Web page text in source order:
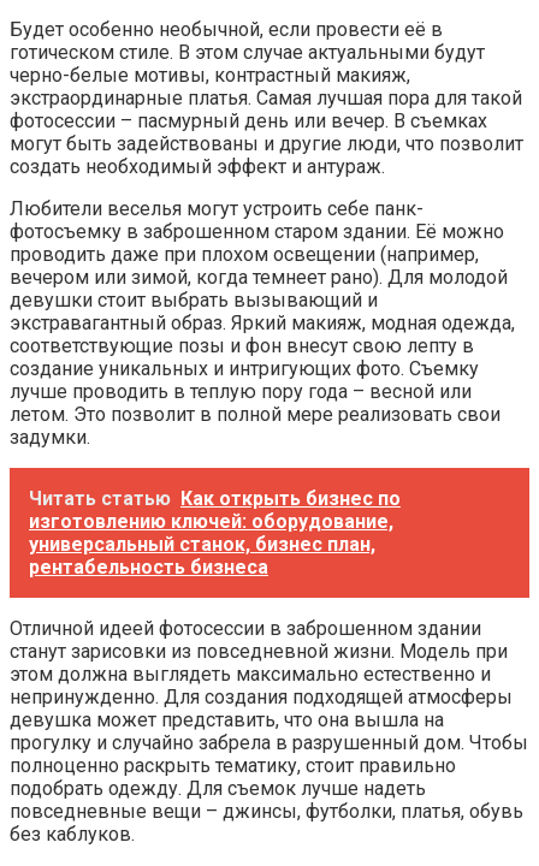
Будет особенно необычной, если провести её в
готическом стиле. В этом случае актуальными будут
черно-белые мотивы, контрастный макияж,
экстраординарные платья. Самая лучшая пора для такой
фотосессии – пасмурный день или вечер. В съемках
могут быть задействованы и другие люди, что позволит
создать необходимый эффект и антураж.
Любители веселья могут устроить себе панк-
фотосъемку в заброшенном старом здании. Её можно
проводить даже при плохом освещении (например,
вечером или зимой, когда темнеет рано). Для молодой
девушки стоит выбрать вызывающий и
экстравагантный образ. Яркий макияж, модная одежда,
соответствующие позы и фон внесут свою лепту в
создание уникальных и интригующих фото. Съемку
лучше проводить в теплую пору года – весной или
летом. Это позволит в полной мере реализовать свои
задумки.
Читать статью Как открыть бизнес по
изготовлению ключей: оборудование,
универсальный станок, бизнес план,
рентабельность бизнеса
Отличной идеей фотосессии в заброшенном здании
станут зарисовки из повседневной жизни. Модель при
этом должна выглядеть максимально естественно и
непринужденно. Для создания подходящей атмосферы
девушка может представить, что она вышла на
прогулку и случайно забрела в разрушенный дом. Чтобы
полноценно раскрыть тематику, стоит правильно
подобрать одежду. Для съемок лучше надеть
повседневные вещи – джинсы, футболки, платья, обувь
без каблуков.